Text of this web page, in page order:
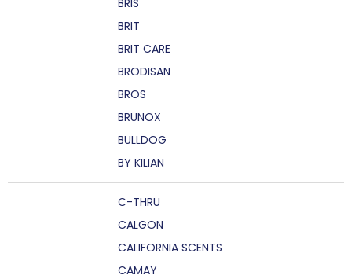
BRIS
BRIT
BRIT CARE
BRODISAN
BROS
BRUNOX
BULLDOG
BY KILIAN
C-THRU
CALGON
CALIFORNIA SCENTS
CAMAY